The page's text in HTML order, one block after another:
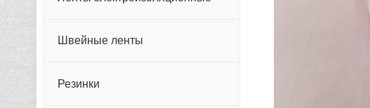
Швейные ленты
Резинки